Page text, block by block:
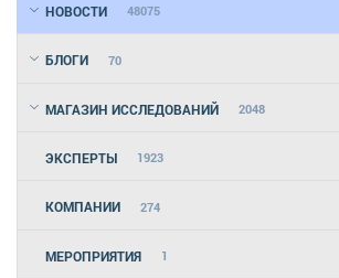
НОВОСТИ 48075
БЛОГИ 70
МАГАЗИН ИССЛЕДОВАНИЙ 2048
ЭКСПЕРТЫ 1923
КОМПАНИИ 274
МЕРОПРИЯТИЯ 1